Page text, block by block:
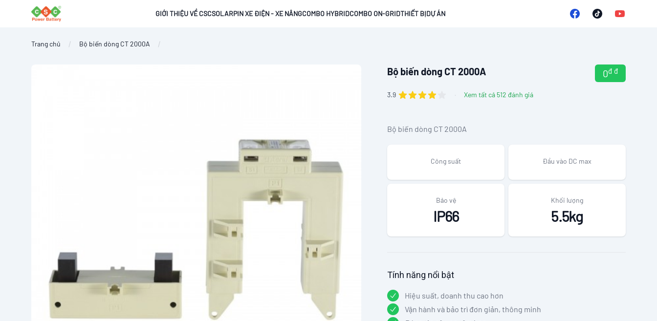
CSCSOLAR Facebook
Tiktok YouTube
GIỚI THIỆU VỀ CSCSOLARPIN XE ĐIỆN - XE NÂNGCOMBO HYBRIDCOMBO ON-GRIDTHIẾT BỊDỰ ÁN
Trang chủ Bộ biến dòng CT 2000A
Bộ biến dòng CT 2000A 0đ đ
Reviews
3.9out of 5 stars · Xem tất cả 512 đánh giá
Bộ biến dòng CT 2000A
Công suất Đầu vào DC max
Bảo vệ
IP66
Khối lượng
5.5kg
Tính năng nổi bật
Hiệu suất, doanh thu cao hơn
Vận hành và bảo trì đơn giản, thông minh